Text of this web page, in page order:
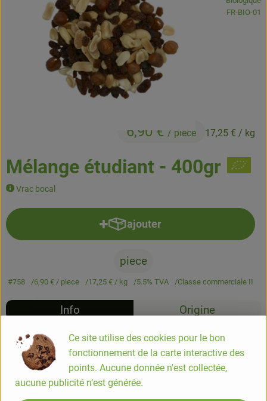
Boissons
Accessoires et divers
Cosmétique et hygiène
Mélange étudiant - 400gr
Vrac bocal
6,90 € / piece 17,25 € / kg
, Autorité
FR-BIO-01
ajouter
Ajouter le produit au panier
piece
#758 6,90 € / piece 17,25 € / kg 5.5% TVA Classe commerciale II
Info Origine
Info
Mélange Etudiant biologique
Ce site utilise des cookies pour le bon
fonctionnement de la carte interactive des
points. Aucune donnée n'est collectée,
aucune publicité n’est générée.